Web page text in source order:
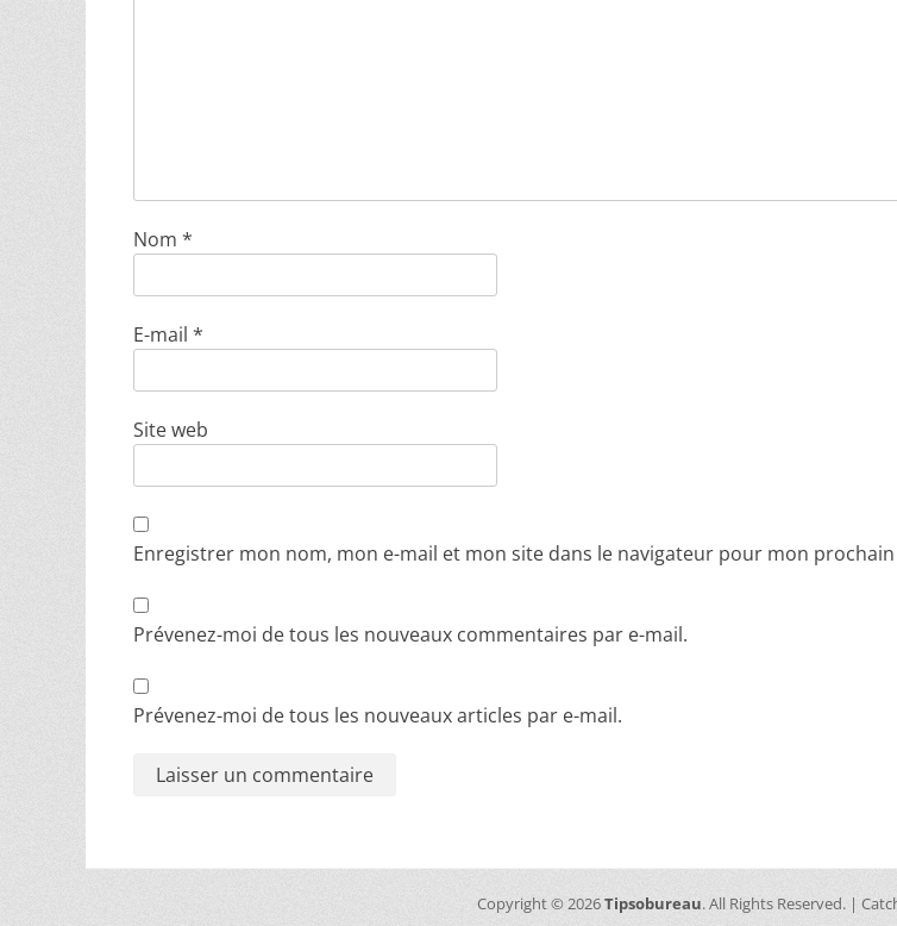
Nom *
E-mail *
Site web
Enregistrer mon nom, mon e-mail et mon site dans le navigateur pour mon
Prévenez-moi de tous les nouveaux commentaires par e-mail.
Prévenez-moi de tous les nouveaux articles par e-mail.
Copyright © 2026Tipsobureau. All Rights Reserved. |